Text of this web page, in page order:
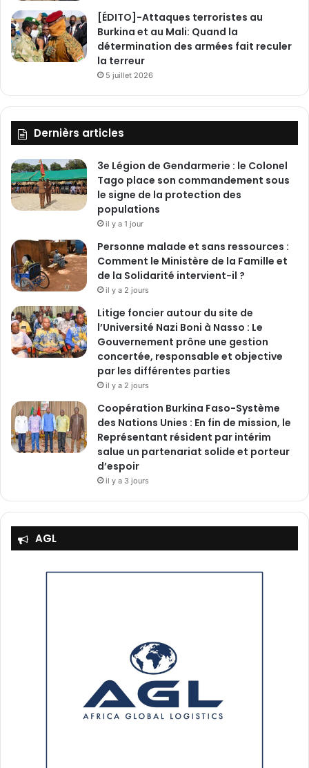
[ÉDITO]-Attaques terroristes au
Burkina et au Mali: Quand la
détermination des armées fait reculer
la terreur
5 juillet 2026
Dernièrs articles
3e Légion de Gendarmerie : le Colonel
Tago place son commandement sous
le signe de la protection des
populations
il y a 1 jour
Personne malade et sans ressources :
Comment le Ministère de la Famille et
de la Solidarité intervient-il ?
il y a 2 jours
Litige foncier autour du site de
l’Université Nazi Boni à Nasso : Le
Gouvernement prône une gestion
concertée, responsable et objective
par les différentes parties
il y a 2 jours
‎Coopération Burkina Faso-Système
des Nations Unies : En fin de mission, le
Représentant résident par intérim
salue un partenariat solide et porteur
d’espoir
il y a 3 jours
AGL